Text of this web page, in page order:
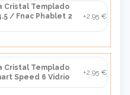
Cristal Templado
/ Fnac Phablet 2
+2,95 €
Cristal Templado
Speed 6 Vidrio
+2,95 €